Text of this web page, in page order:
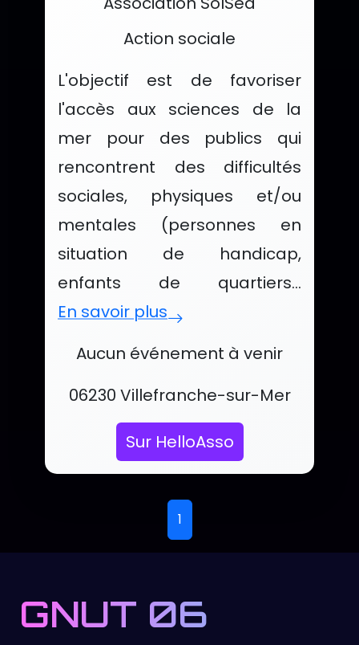
Catégorie :
Action sociale
L'objectif est de favoriser
l'accès aux sciences de la
mer pour des publics qui
rencontrent des difficultés
sociales, physiques et/ou
mentales (personnes en
situation de handicap,
enfants de quartiers...
En savoir plus
Événements et services de
Aucun événement à venir
Localisation :
06230 Villefranche-sur-Mer
Sur HelloAsso
Page 1 sur 1. Utilisez
1
GNUT 06